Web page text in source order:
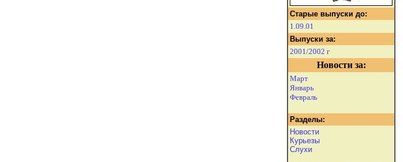
Старые выпуски до:
1.09.01
Выпуски за:
2001/2002 г
Новости за:
Март
Январь
Февраль
Разделы:
Новости
Курьезы
Слухи